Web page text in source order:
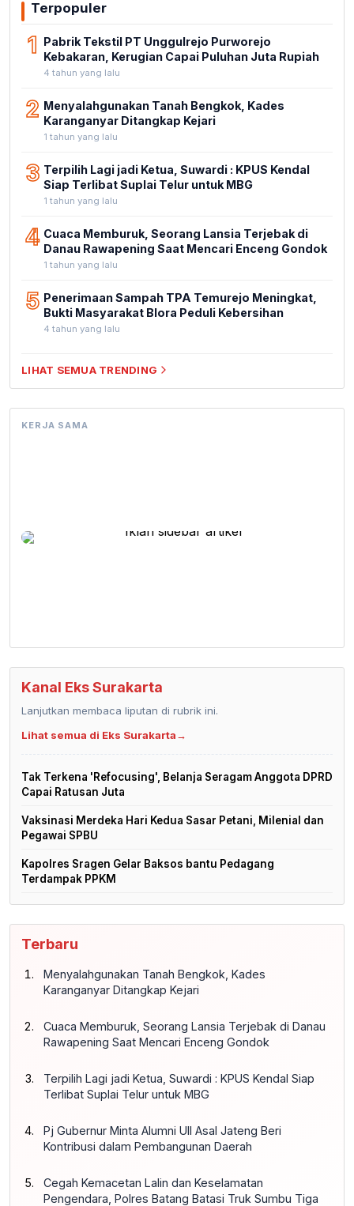
Terpopuler
1 Pabrik Tekstil PT Unggulrejo Purworejo
Kebakaran, Kerugian Capai Puluhan Juta Rupiah
4 tahun yang lalu
2 Menyalahgunakan Tanah Bengkok, Kades
Karanganyar Ditangkap Kejari
1 tahun yang lalu
3 Terpilih Lagi jadi Ketua, Suwardi : KPUS Kendal
Siap Terlibat Suplai Telur untuk MBG
1 tahun yang lalu
4 Cuaca Memburuk, Seorang Lansia Terjebak di
Danau Rawapening Saat Mencari Enceng Gondok
1 tahun yang lalu
5 Penerimaan Sampah TPA Temurejo Meningkat,
Bukti Masyarakat Blora Peduli Kebersihan
4 tahun yang lalu
LIHAT SEMUA TRENDING
KERJA SAMA
Kanal Eks Surakarta
Lanjutkan membaca liputan di rubrik ini.
Lihat semua di Eks Surakarta→
Tak Terkena 'Refocusing', Belanja Seragam Anggota DPRD
Capai Ratusan Juta
Vaksinasi Merdeka Hari Kedua Sasar Petani, Milenial dan
Pegawai SPBU
Kapolres Sragen Gelar Baksos bantu Pedagang
Terdampak PPKM
Terbaru
Menyalahgunakan Tanah Bengkok, Kades
Karanganyar Ditangkap Kejari
Cuaca Memburuk, Seorang Lansia Terjebak di Danau
Rawapening Saat Mencari Enceng Gondok
Terpilih Lagi jadi Ketua, Suwardi : KPUS Kendal Siap
Terlibat Suplai Telur untuk MBG
Pj Gubernur Minta Alumni UII Asal Jateng Beri
Kontribusi dalam Pembangunan Daerah
Cegah Kemacetan Lalin dan Keselamatan
Pengendara, Polres Batang Batasi Truk Sumbu Tiga